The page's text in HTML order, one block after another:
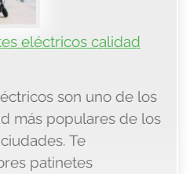
eléctricos calidad
son uno de los
más populares de los
Te
patinetes